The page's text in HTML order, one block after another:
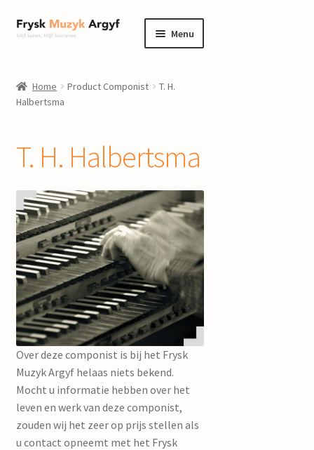
Ga
door
navigatie
Ga
naar
inhoud
Menu
informatie
uitvouwen
nieuws
events
contact
mijn account
Home Product Componist
T. H.
Halbertsma
T. H. Halbertsma
Over deze componist is bij het Frysk
Muzyk Argyf helaas niets bekend.
Mocht u informatie hebben over het
leven en werk van deze componist,
zouden wij het zeer op prijs stellen als
u contact opneemt met het Frysk